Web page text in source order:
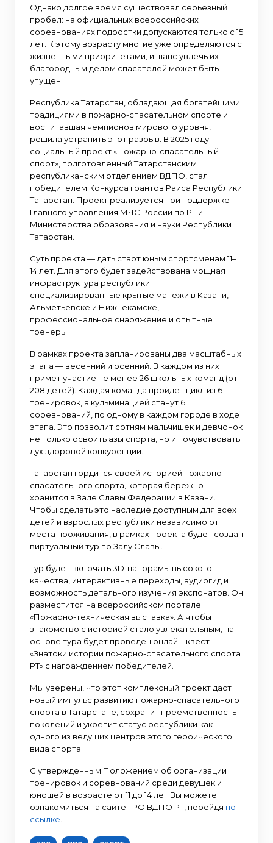
Однако долгое время существовал серьёзный
пробел: на официальных всероссийских
соревнованиях подростки допускаются только с 15
лет. К этому возрасту многие уже определяются с
жизненными приоритетами, и шанс увлечь их
благородным делом спасателей может быть
упущен.
Республика Татарстан, обладающая богатейшими
традициями в пожарно-спасательном спорте и
воспитавшая чемпионов мирового уровня,
решила устранить этот разрыв. В 2025 году
социальный проект «Пожарно-спасательный
спорт», подготовленный Татарстанским
республиканским отделением ВДПО, стал
победителем Конкурса грантов Раиса Республики
Татарстан. Проект реализуется при поддержке
Главного управления МЧС России по РТ и
Министерства образования и науки Республики
Татарстан.
Суть проекта — дать старт юным спортсменам 11–
14 лет. Для этого будет задействована мощная
инфраструктура республики:
специализированные крытые манежи в Казани,
Альметьевске и Нижнекамске,
профессиональное снаряжение и опытные
тренеры.
В рамках проекта запланированы два масштабных
этапа — весенний и осенний. В каждом из них
примет участие не менее 26 школьных команд (от
208 детей). Каждая команда пройдет цикл из 6
тренировок, а кульминацией станут 6
соревнований, по одному в каждом городе в ходе
этапа. Это позволит сотням мальчишек и девчонок
не только освоить азы спорта, но и почувствовать
дух здоровой конкуренции.
Татарстан гордится своей историей пожарно-
спасательного спорта, которая бережно
хранится в Зале Славы Федерации в Казани.
Чтобы сделать это наследие доступным для всех
детей и взрослых республики независимо от
места проживания, в рамках проекта будет создан
виртуальный тур по Залу Славы.
Тур будет включать 3D-панорамы высокого
качества, интерактивные переходы, аудиогид и
возможность детального изучения экспонатов. Он
разместится на всероссийском портале
«Пожарно-техническая выставка». А чтобы
знакомство с историей стало увлекательным, на
основе тура будет проведен онлайн-квест
«Знатоки истории пожарно-спасательного спорта
РТ» с награждением победителей.
Мы уверены, что этот комплексный проект даст
новый импульс развитию пожарно-спасательного
спорта в Татарстане, сохранит преемственность
поколений и укрепит статус республики как
одного из ведущих центров этого героического
вида спорта.
С утвержденным Положением об организации
тренировок и соревнований среди девушек и
юношей в возрасте от 11 до 14 лет Вы можете
ознакомиться на сайте ТРО ВДПО РТ, перейдя по
ссылке